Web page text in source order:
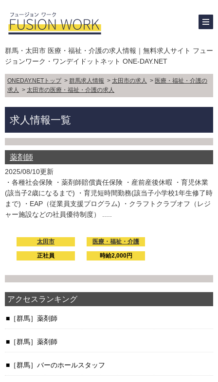
群馬・太田市 医療・福祉・介護の求人情報｜無料求人サイト フュー
ジョンワーク・ワンデイドットネット ONE-DAY.NET
ONEDAY.NETトップ > 群馬求人情報 > 太田市の求人 > 医療・福祉・介護の
求人 > 太田市の医療・福祉・介護の求人
求人情報一覧
薬剤師
2025/08/10更新
・各種社会保険 ・薬剤師賠償責任保険 ・産前産後休暇 ・育児休業
(該当子2歳になるまで) ・育児短時間勤務(該当子小学校1年生修了時
まで) ・EAP（従業員支援プログラム) ・クラフトクラブオフ（レジ
ャー施設などの社員優待制度） .....
太田市 医療・福祉・介護
正社員 時給2,000円
アクセスランキング
［群馬］薬剤師
［群馬］薬剤師
［群馬］バーのホールスタッフ